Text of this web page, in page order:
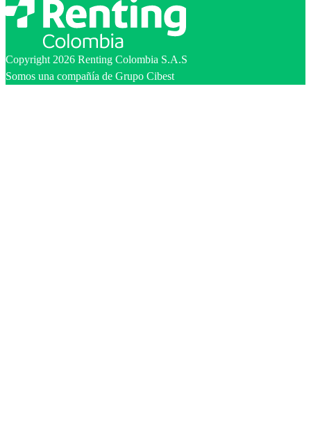
Copyright 2026 Renting Colombia S.A.S
Somos una compañía de Grupo Cibest